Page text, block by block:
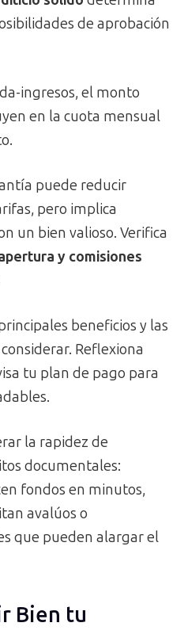
de aprobación
ingresos, el monto
en la cuota mensual
puede reducir
pero implica
un bien valioso. Verifica
y comisiones
beneficios y las
Reflexiona
tu plan de pago para
la rapidez de
documentales:
fondos en minutos,
avalúos o
que pueden alargar el
Bien tu